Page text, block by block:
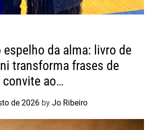
da alma: livro de
transforma frases de
ao
de 2026 by Jo Ribeiro